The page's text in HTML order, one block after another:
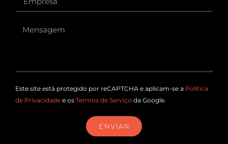
Este site está protegido por reCAPTCHA e aplicam-se a Política
de Privacidade e os Termos de Serviço da Google.
ENVIAR